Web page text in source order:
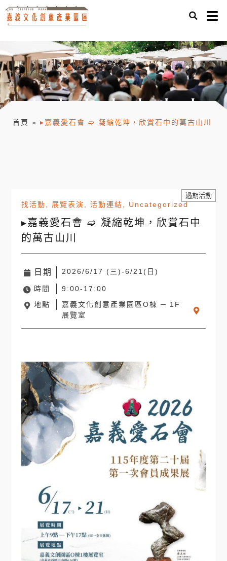
首頁 » ▸嘉義愛石會 ➫ 凝縮乾坤，欣賞石中的萬古山川
找活動, 展覽表演 ,活動連結, Uncategorized
▸嘉義愛石會 ➫ 凝縮乾坤，欣賞石中
的萬古山川
過期活動
日期 2026/6/17 (三)-6/21(日)
時間
9:00-17:00
地點
嘉義文化創意產業園區O棟 ─ 1F
展覽室